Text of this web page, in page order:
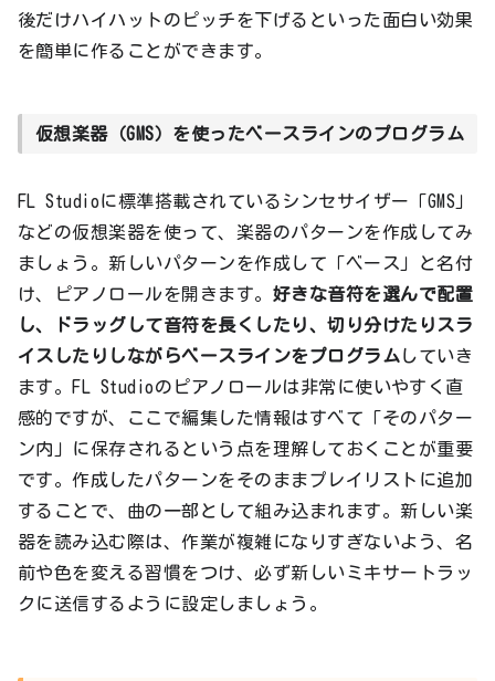
後だけハイハットのピッチを下げるといった面白い効果
を簡単に作ることができます。
仮想楽器（GMS）を使ったベースラインのプログラム
FL Studioに標準搭載されているシンセサイザー「GMS」
などの仮想楽器を使って、楽器のパターンを作成してみ
ましょう。新しいパターンを作成して「ベース」と名付
け、ピアノロールを開きます。 好きな音符を選んで配置
し、ドラッグして音符を長くしたり、切り分けたりスラ
イスしたりしながらベースラインをプログラムしていき
ます。FL Studioのピアノロールは非常に使いやすく直
感的ですが、ここで編集した情報はすべて「そのパター
ン内」に保存されるという点を理解しておくことが重要
です。作成したパターンをそのままプレイリストに追加
することで、曲の一部として組み込まれます。新しい楽
器を読み込む際は、作業が複雑になりすぎないよう、名
前や色を変える習慣をつけ、必ず新しいミキサートラッ
クに送信するように設定しましょう。